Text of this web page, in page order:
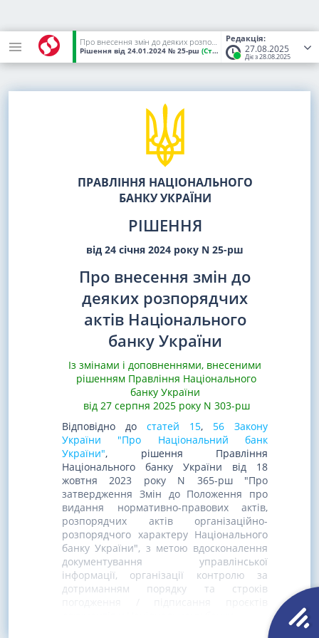
Редакція:
27.08.2025
Діє з 28.08.2025
Про внесення змін до деяких розпорядчих актів Національного банку України
Рішення від 24.01.2024 № 25-рш (Статус: Чинний)
ПРАВЛІННЯ НАЦІОНАЛЬНОГО
БАНКУ УКРАЇНИ
РІШЕННЯ
від 24 січня 2024 року N 25-рш
Про внесення змін до
деяких розпорядчих
актів Національного
банку України
Із змінами і доповненнями, внесеними
рішенням Правління Національного
банку України
від 27 серпня 2025 року N 303-рш
Відповідно до статей 15, 56 Закону
України "Про Національний банк
України", рішення Правління
Національного банку України від 18
жовтня 2023 року N 365-рш "Про
затвердження Змін до Положення про
видання нормативно-правових актів,
розпорядчих актів організаційно-
розпорядчого характеру Національного
банку України", з метою вдосконалення
документування управлінської
інформації, організації контролю за
дотриманням порядку та строків